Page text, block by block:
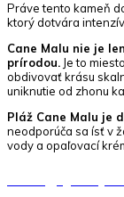
Práve tento kameň
ktorý dotvára
Cane Malu nie je
prírodou. Je to
obdivovať krásu
uniknutie od zhonu
Pláž Cane Malu je
neodporúča sa ísť v
vody a opaľovací